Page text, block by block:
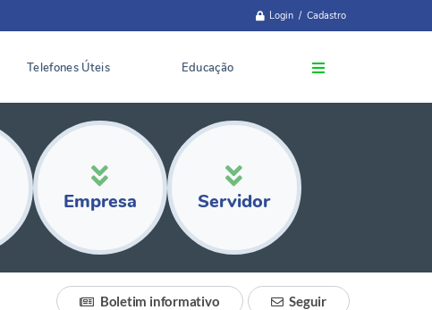
Login / Cadastro
Telefones Úteis Educação
Empresa Servidor
Seguir
Boletim informativo